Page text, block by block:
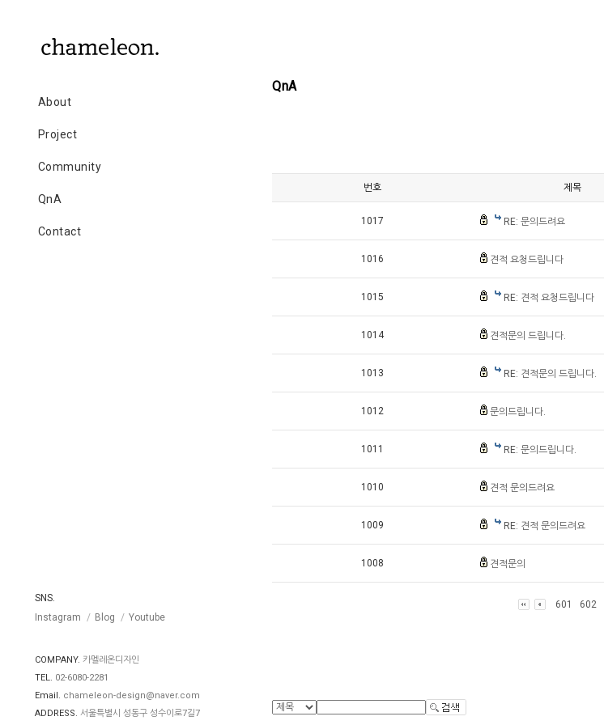
About
Project
Community
QnA
Contact
SNS.
Instagram
Blog Youtube
COMPANY. 카멜레온디자인
TEL.
02-6080-2281
Email.
chameleon-design@naver.com
ADDRESS. 서울특별시 성동구 성수이로7길7
QnA
번호 제목
1017 RE: 문의드려요
1016 견적 요청드립니다
1015 RE: 견적 요청드립니다
1014 견적문의 드립니다.
1013 RE: 견적문의 드립니다.
1012 문의드립니다.
1011 RE: 문의드립니다.
1010 견적 문의드려요
1009 RE: 견적 문의드려요
1008 견적문의
601 602